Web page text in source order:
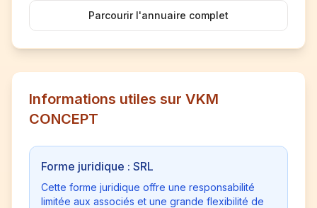
Parcourir l'annuaire complet
Informations utiles sur VKM
CONCEPT
Forme juridique : SRL
Cette forme juridique offre une responsabilité
limitée aux associés et une grande flexibilité de